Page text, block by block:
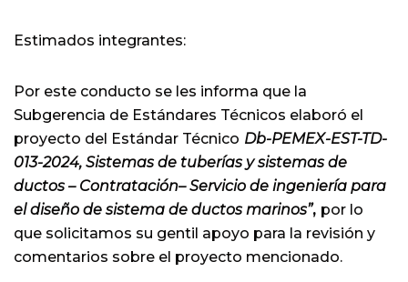
Estimados integrantes:
Por este conducto se les informa que la
Subgerencia de Estándares Técnicos elaboró el
proyecto del Estándar Técnico Db-PEMEX-EST-TD-
013-2024, Sistemas de tuberías y sistemas de
ductos – Contratación– Servicio de ingeniería para
el diseño de sistema de ductos marinos”, por lo
que solicitamos su gentil apoyo para la revisión y
comentarios sobre el proyecto mencionado.